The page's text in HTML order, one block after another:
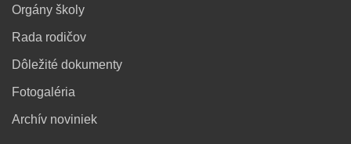
Orgány školy
Rada rodičov
Dôležité dokumenty
Fotogaléria
Archív noviniek